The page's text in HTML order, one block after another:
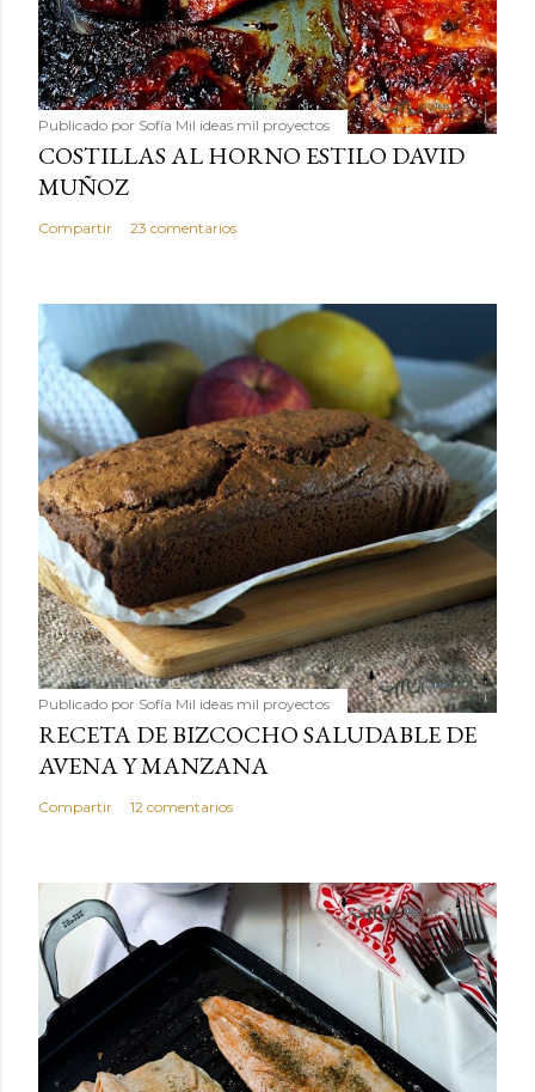
Publicado por Sofía Mil ideas mil proyectos
COSTILLAS AL HORNO ESTILO DAVID
MUÑOZ
Compartir 23 comentarios
Publicado por Sofía Mil ideas mil proyectos
RECETA DE BIZCOCHO SALUDABLE DE
AVENA Y MANZANA
Compartir 12 comentarios